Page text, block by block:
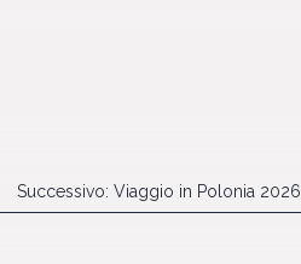
Successivo: Viaggio in Polonia 2026